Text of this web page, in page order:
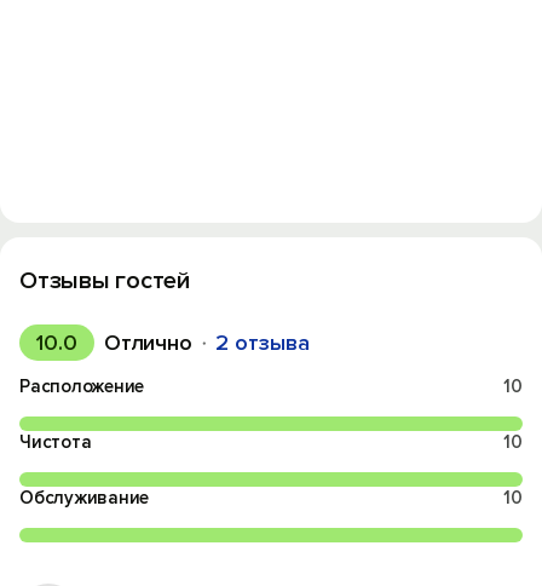
Отзывы гостей
10.0 Отлично 2 отзыва
Расположение 10
Чистота 10
Обслуживание 10